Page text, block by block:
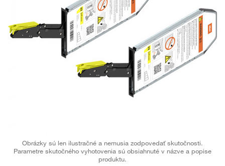
Obrázky sú len ilustračné a nemusia zodpovedať skutočnosti.
Parametre skutočného vyhotovenia sú obsiahnuté v názve a popise
produktu.